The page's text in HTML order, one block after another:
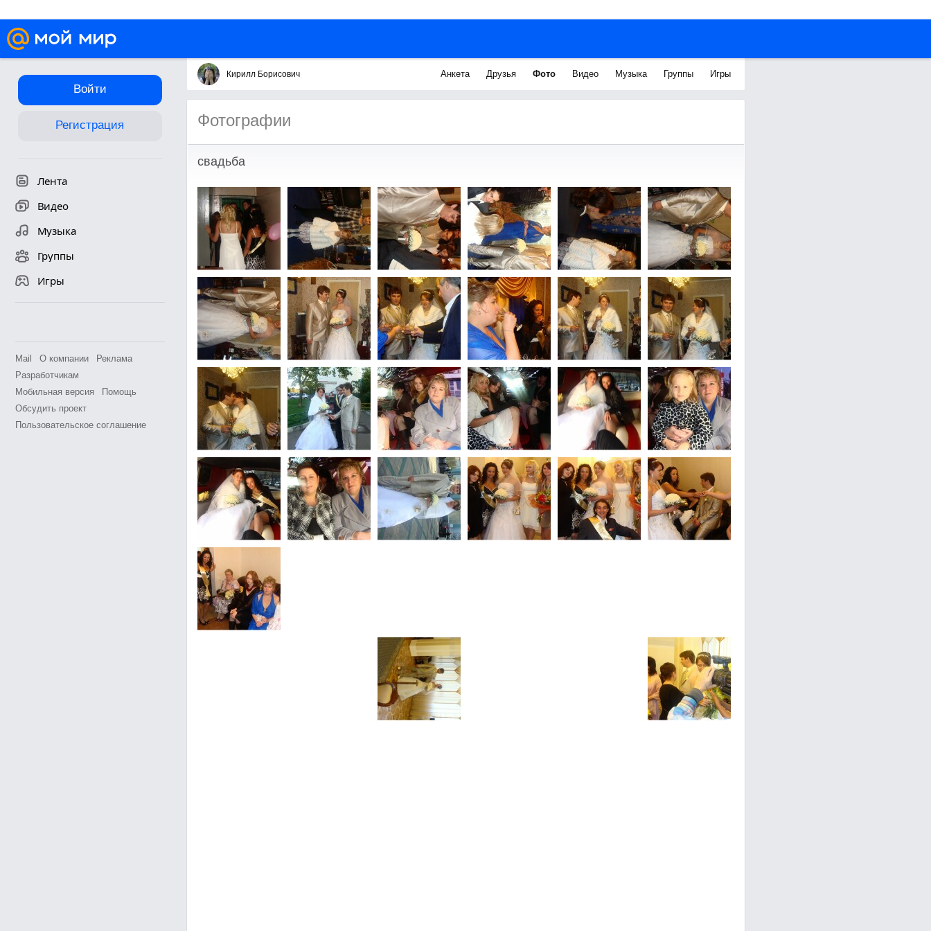
Войти
Регистрация
Лента
Видео
Музыка
Группы
Игры
Mail О компании
Реклама
Разработчикам
Мобильная версия
Помощь
Обсудить проект
Пользовательское соглашение
Кирилл Борисович Анкета Друзья Фото Видео Музыка Группы Игры
Фотографии
свадьба